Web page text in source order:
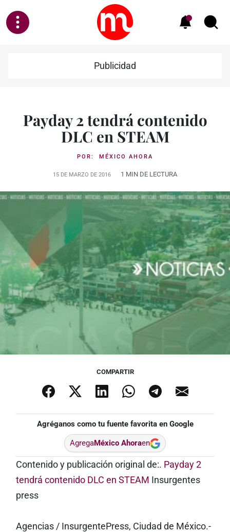
Publicidad
Payday 2 tendrá contenido
DLC en STEAM
POR: MÉXICO AHORA
15 DE MARZO DE 2016 1 MIN DE LECTURA
COMPARTIR
Agréganos como tu fuente favorita en Google
AgregaMéxico Ahoraen
Contenido y publicación original de:. Payday 2
tendrá contenido DLC en STEAM
Insurgentes
press
Agencias / InsurgentePress, Ciudad de México.-